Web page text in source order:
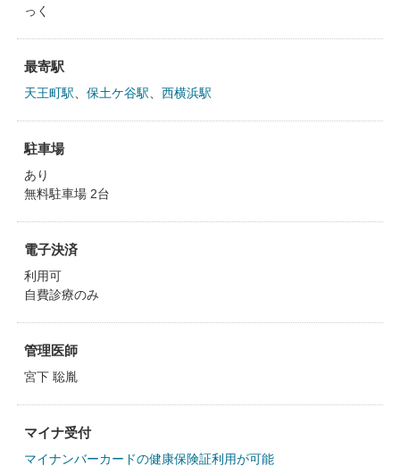
っく
最寄駅
天王町駅 保土ケ谷駅 西横浜駅
駐車場
あり
無料駐車場 2台
電子決済
利用可
自費診療のみ
管理医師
宮下 聡胤
マイナ受付
マイナンバーカードの健康保険証利用が可能